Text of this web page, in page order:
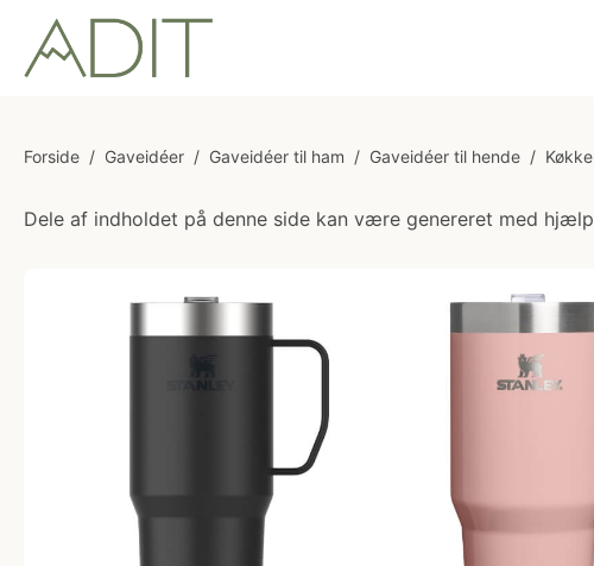
Forside / Gaveidéer / Gaveidéer til ham / Gaveidéer til hende /
Dele af indholdet på denne side kan være genereret med